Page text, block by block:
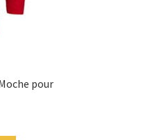
pour